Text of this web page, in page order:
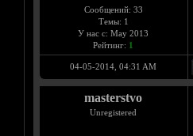
Сообщений: 33
Темы: 1
У нас с: May 2013
Рейтинг: 1
04-05-2014, 04:31 AM
masterstvo
Unregistered